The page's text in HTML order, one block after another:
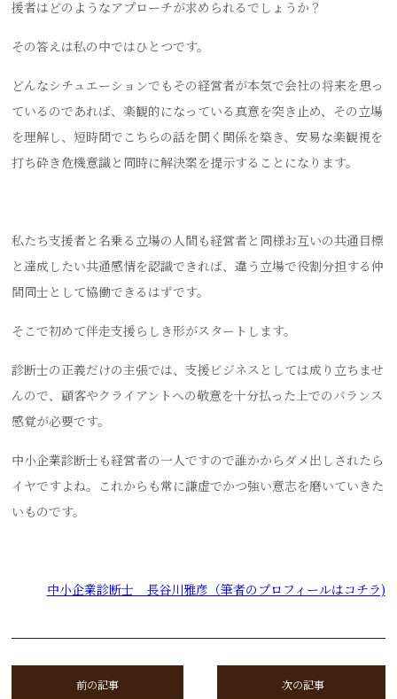
援者はどのようなアプローチが求められるでしょうか？
その答えは私の中ではひとつです。
どんなシチュエーションでもその経営者が本気で会社の将来を思っ
ているのであれば、楽観的になっている真意を突き止め、その立場
を理解し、短時間でこちらの話を聞く関係を築き、安易な楽観視を
打ち砕き危機意識と同時に解決案を提示することになります。
私たち支援者と名乗る立場の人間も経営者と同様お互いの共通目標
と達成したい共通感情を認識できれば、違う立場で役割分担する仲
間同士として協働できるはずです。
そこで初めて伴走支援らしき形がスタートします。
診断士の正義だけの主張では、支援ビジネスとしては成り立ちませ
んので、顧客やクライアントへの敬意を十分払った上でのバランス
感覚が必要です。
中小企業診断士も経営者の一人ですので誰かからダメ出しされたら
イヤですよね。これからも常に謙虚でかつ強い意志を磨いていきた
いものです。
中小企業診断士 長谷川雅彦（筆者のプロフィールはコチラ)
前の記事 次の記事